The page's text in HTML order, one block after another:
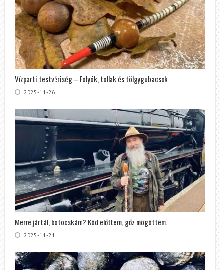
Vízparti testvériség – Folyók, tollak és tölgygubacsok
2025-11-26
Merre jártál, botocskám? Köd előttem, gőz mögöttem.
2025-11-21